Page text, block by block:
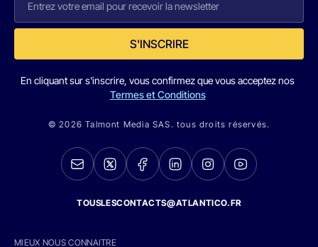
S'INSCRIRE
En cliquant sur s'inscrire, vous confirmez que vous acceptez nos
Termes et Conditions
© 2026 Talmont Media SAS. tous droits réservés.
TOUSLESCONTACTS@ATLANTICO.FR
MIEUX NOUS CONNAITRE